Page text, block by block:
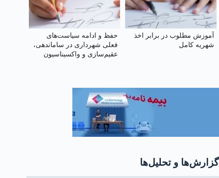
آموزش مطلوب در برابر اخذ
شهریه کامل
حفظ و ادامه سیاست‌های
فعلی شهرداری در ساماندهی،
عقیم‌سازی و واکسیناسیون
گزارش‌ها و تحلیل‌ها